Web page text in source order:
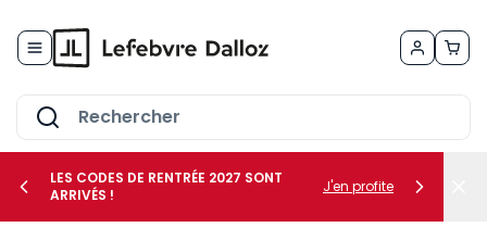
LES CODES DE RENTRÉE 2027 SONT
ARRIVÉS !
J'en profite